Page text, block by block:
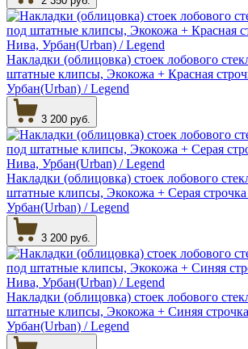
Накладки (облицовка) стоек лобового
штатные клипсы, Экокожа + Красная
Урбан(Urban) / Legend
3 200 руб.
Накладки (облицовка) стоек лобового
штатные клипсы, Экокожа + Серая
Урбан(Urban) / Legend
3 200 руб.
Накладки (облицовка) стоек лобового
штатные клипсы, Экокожа + Синяя
Урбан(Urban) / Legend